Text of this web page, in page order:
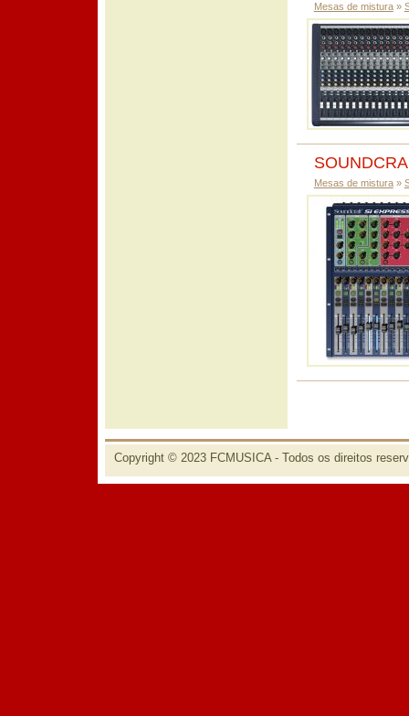
Mesas de mistura»
Mesas de mistura»
Copyright © 2023 FCMUSICA - Todos os direitos